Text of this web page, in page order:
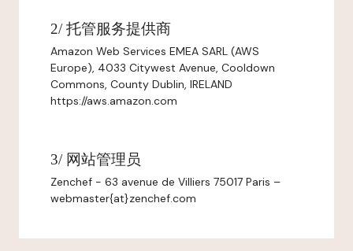
2/ 托管服务提供商
Amazon Web Services EMEA SARL (AWS
Europe), 4033 Citywest Avenue, Cooldown
Commons, County Dublin, IRELAND
https://aws.amazon.com
3/ 网站管理员
Zenchef - 63 avenue de Villiers 75017 Paris –
webmaster{at}zenchef.com